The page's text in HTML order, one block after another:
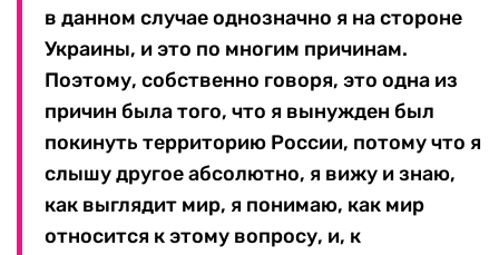
в данном случае однозначно я на стороне
Украины, и это по многим причинам.
Поэтому, собственно говоря, это одна из
причин была того, что я вынужден был
покинуть территорию России, потому что я
слышу другое абсолютно, я вижу и знаю,
как выглядит мир, я понимаю, как мир
относится к этому вопросу, и, к